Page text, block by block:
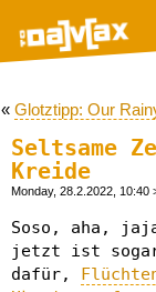
« Glotztipp: Our
Seltsame
Kreide
Monday, 28.2.2022, 10:40
Soso, aha,
jetzt ist
dafür,